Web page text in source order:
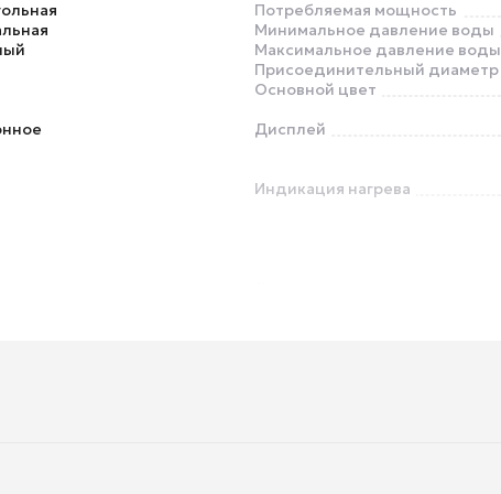
Потребляемая мощность
Минимальное давление воды
Максимальное давление воды
Присоединительный диаметр
Основной цвет
Дисплей
Индикация нагрева